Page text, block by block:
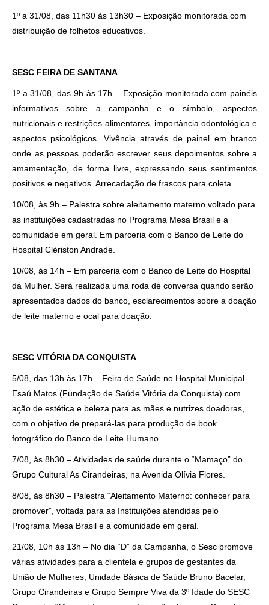
1º a 31/08, das 11h30 às 13h30 – Exposição monitorada com
distribuição de folhetos educativos.
SESC FEIRA DE SANTANA
1º a 31/08, das 9h às 17h – Exposição monitorada com painéis
informativos sobre a campanha e o símbolo, aspectos
nutricionais e restrições alimentares, importância odontológica e
aspectos psicológicos. Vivência através de painel em branco
onde as pessoas poderão escrever seus depoimentos sobre a
amamentação, de forma livre, expressando seus sentimentos
positivos e negativos. Arrecadação de frascos para coleta.
10/08, às 9h – Palestra sobre aleitamento materno voltado para
as instituições cadastradas no Programa Mesa Brasil e a
comunidade em geral. Em parceria com o Banco de Leite do
Hospital Clériston Andrade.
10/08, às 14h – Em parceria com o Banco de Leite do Hospital
da Mulher. Será realizada uma roda de conversa quando serão
apresentados dados do banco, esclarecimentos sobre a doação
de leite materno e ocal para doação.
SESC VITÓRIA DA CONQUISTA
5/08, das 13h às 17h – Feira de Saúde no Hospital Municipal
Esaú Matos (Fundação de Saúde Vitória da Conquista) com
ação de estética e beleza para as mães e nutrizes doadoras,
com o objetivo de prepará-las para produção de book
fotográfico do Banco de Leite Humano.
7/08, às 8h30 – Atividades de saúde durante o “Mamaço” do
Grupo Cultural As Cirandeiras, na Avenida Olívia Flores.
8/08, às 8h30 – Palestra “Aleitamento Materno: conhecer para
promover”, voltada para as Instituições atendidas pelo
Programa Mesa Brasil e a comunidade em geral.
21/08, 10h às 13h – No dia “D” da Campanha, o Sesc promove
várias atividades para a clientela e grupos de gestantes da
União de Mulheres, Unidade Básica de Saúde Bruno Bacelar,
Grupo Cirandeiras e Grupo Sempre Viva da 3º Idade do SESC